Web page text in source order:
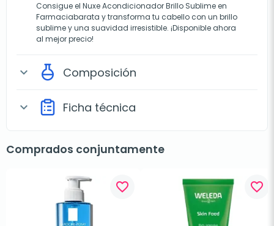
Consigue el Nuxe Acondicionador Brillo Sublime en
Farmaciabarata y transforma tu cabello con un brillo
sublime y una suavidad irresistible. ¡Disponible ahora
al mejor precio!
expand_more Composición
expand_more Ficha técnica
Comprados conjuntamente
favorite_border favorite_border